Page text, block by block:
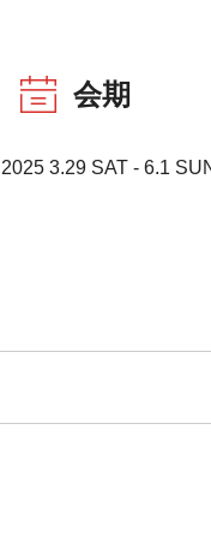
会期
2025 3.29 SAT - 6.1